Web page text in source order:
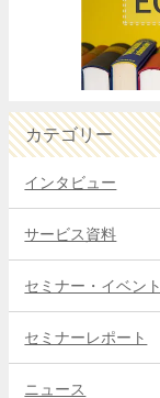
カテゴリー
インタビュー
サービス資料
セミナー・イベント
セミナーレポート
ニュース